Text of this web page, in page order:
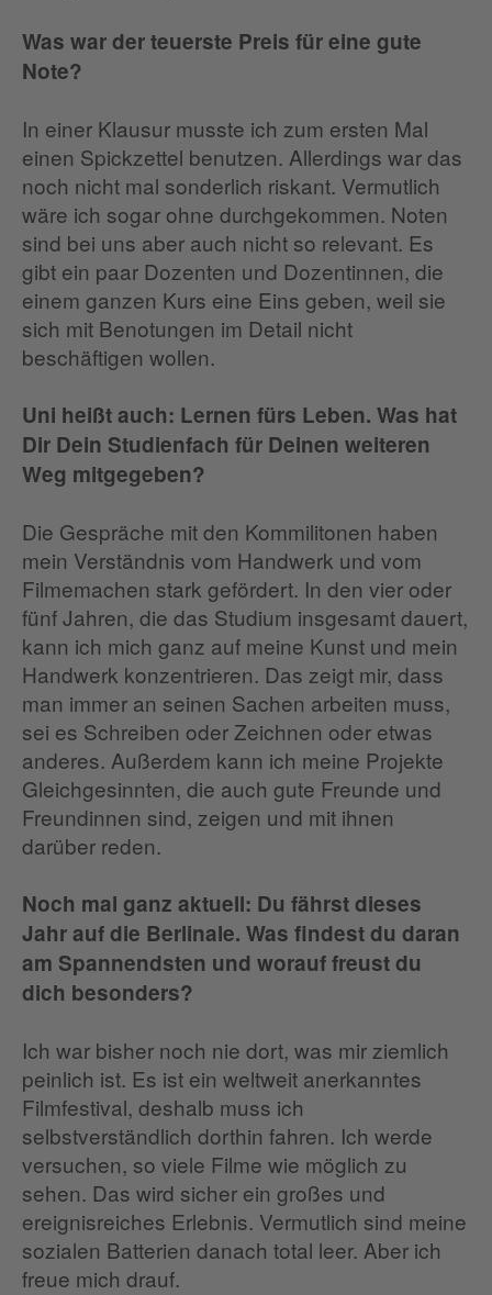
Was war der teuerste Preis für eine gute
Note?
In einer Klausur musste ich zum ersten Mal
einen Spickzettel benutzen. Allerdings war das
noch nicht mal sonderlich riskant. Vermutlich
wäre ich sogar ohne durchgekommen. Noten
sind bei uns aber auch nicht so relevant. Es
gibt ein paar Dozenten und Dozentinnen, die
einem ganzen Kurs eine Eins geben, weil sie
sich mit Benotungen im Detail nicht
beschäftigen wollen.
Uni heißt auch: Lernen fürs Leben. Was hat
Dir Dein Studienfach für Deinen weiteren
Weg mitgegeben?
Die Gespräche mit den Kommilitonen haben
mein Verständnis vom Handwerk und vom
Filmemachen stark gefördert. In den vier oder
fünf Jahren, die das Studium insgesamt dauert,
kann ich mich ganz auf meine Kunst und mein
Handwerk konzentrieren. Das zeigt mir, dass
man immer an seinen Sachen arbeiten muss,
sei es Schreiben oder Zeichnen oder etwas
anderes. Außerdem kann ich meine Projekte
Gleichgesinnten, die auch gute Freunde und
Freundinnen sind, zeigen und mit ihnen
darüber reden.
Noch mal ganz aktuell: Du fährst dieses
Jahr auf die Berlinale. Was findest du daran
am Spannendsten und worauf freust du
dich besonders?
Ich war bisher noch nie dort, was mir ziemlich
peinlich ist. Es ist ein weltweit anerkanntes
Filmfestival, deshalb muss ich
selbstverständlich dorthin fahren. Ich werde
versuchen, so viele Filme wie möglich zu
sehen. Das wird sicher ein großes und
ereignisreiches Erlebnis. Vermutlich sind meine
sozialen Batterien danach total leer. Aber ich
freue mich drauf.